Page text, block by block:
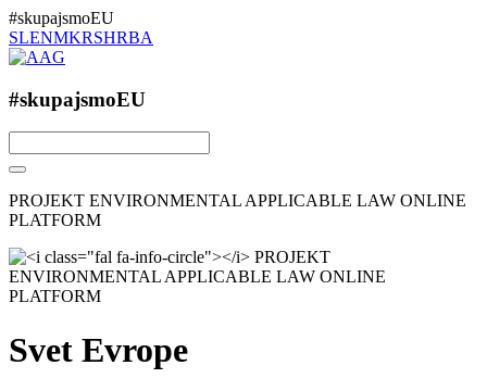
#skupajsmoEU
SLENMKRSHRBA
#skupajsmoEU
PROJEKT ENVIRONMENTAL APPLICABLE LAW ONLINE
PLATFORM
Svet Evrope